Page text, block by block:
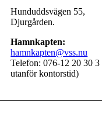
Hunduddsvägen 55,
Djurgården.
Hamnkapten:
hamnkapten@vss.nu
Telefon: 076-12 20 30 3
utanför kontorstid)